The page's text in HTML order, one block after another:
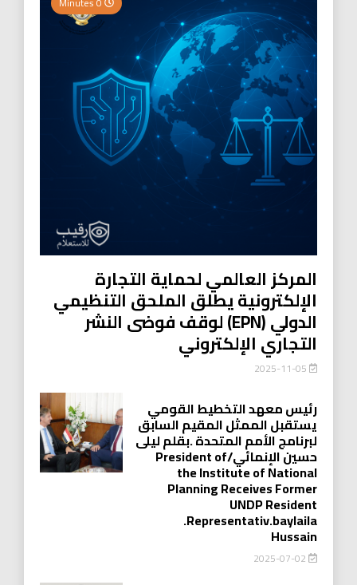
المركز العالمي لحماية التجارة
الإلكترونية يطلق الملحق التنظيمي
الدولي (EPN) لوقف فوضى النشر
التجاري الإلكتروني
رئيس معهد التخطيط القومي
يستقبل الممثل المقيم السابق
لبرنامج الأمم المتحدة .بقلم ليلى
حسين الإنمائي/President of
the Institute of National
Planning Receives Former
UNDP Resident
.Representativ.baylaila
Hussain
2025-07-02